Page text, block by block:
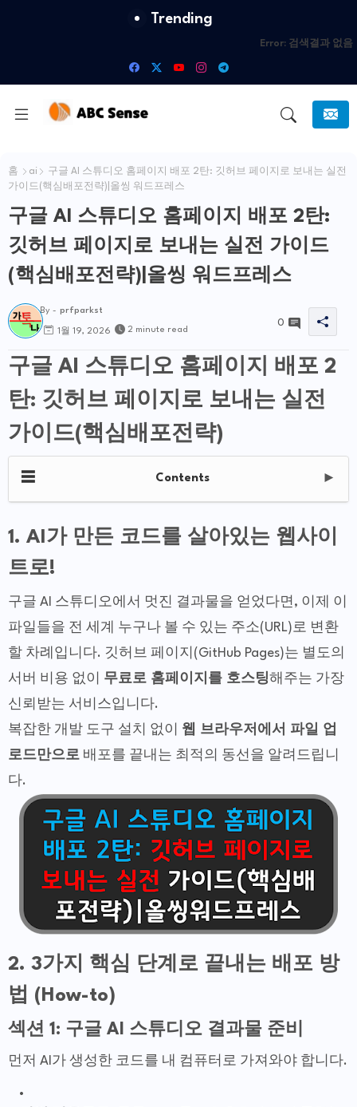
Trending
Error: 검색결과 없음
홈 ai
구글 AI 스튜디오 홈페이지 배포 2탄: 깃허브 페이지로 보내는 실전
가이드(핵심배포전략)|올씽 워드프레스
구글 AI 스튜디오 홈페이지 배포 2탄:
깃허브 페이지로 보내는 실전 가이드
(핵심배포전략)|올씽 워드프레스
By - prfparkst
1월 19, 2026 2 minute read
0
구글 AI 스튜디오 홈페이지 배포 2
탄: 깃허브 페이지로 보내는 실전
가이드(핵심배포전략)
☰ Contents ►
1. AI가 만든 코드를 살아있는 웹사이
트로!
구글 AI 스튜디오에서 멋진 결과물을 얻었다면, 이제 이
파일들을 전 세계 누구나 볼 수 있는 주소(URL)로 변환
할 차례입니다. 깃허브 페이지(GitHub Pages)는 별도의
서버 비용 없이 무료로 홈페이지를 호스팅해주는 가장
신뢰받는 서비스입니다.
복잡한 개발 도구 설치 없이 웹 브라우저에서 파일 업
로드만으로 배포를 끝내는 최적의 동선을 알려드립니
다.
2. 3가지 핵심 단계로 끝내는 배포 방
법 (How-to)
섹션 1: 구글 AI 스튜디오 결과물 준비
먼저 AI가 생성한 코드를 내 컴퓨터로 가져와야 합니다.